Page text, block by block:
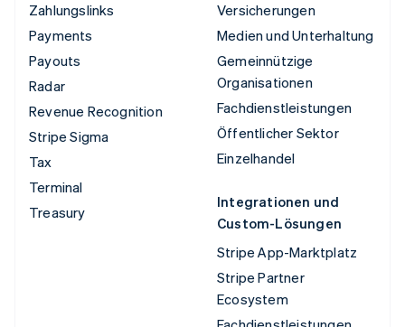
Zahlungslinks
Payments
Payouts
Radar
Revenue Recognition
Stripe Sigma
Tax
Terminal
Treasury
Versicherungen
Medien und Unterhaltung
Gemeinnützige
Organisationen
Fachdienstleistungen
Öffentlicher Sektor
Einzelhandel
Integrationen und
Custom-Lösungen
Stripe App-Marktplatz
Stripe Partner
Ecosystem